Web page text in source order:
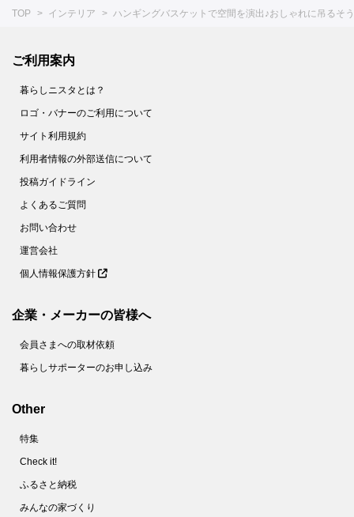
TOP インテリア ハンギングバスケットで空間を演出♪おしゃれに吊るそ
ご利用案内
暮らしニスタとは？
ロゴ・バナーのご利用について
サイト利用規約
利用者情報の外部送信について
投稿ガイドライン
よくあるご質問
お問い合わせ
運営会社
個人情報保護方針
企業・メーカーの皆様へ
会員さまへの取材依頼
暮らしサポーターのお申し込み
Other
特集
Check it!
ふるさと納税
みんなの家づくり